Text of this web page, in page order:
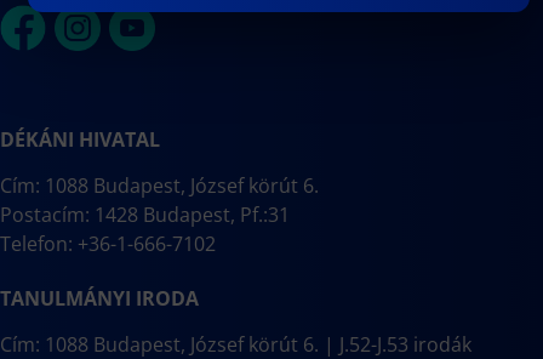
DÉKÁNI HIVATAL
Cím: 1088 Budapest, József körút 6.
Postacím: 1428 Budapest, Pf.:31
Telefon: +36-1-666-7102
TANULMÁNYI IRODA
Cím: 1088 Budapest, József körút 6. | J.52-J.53 irodák